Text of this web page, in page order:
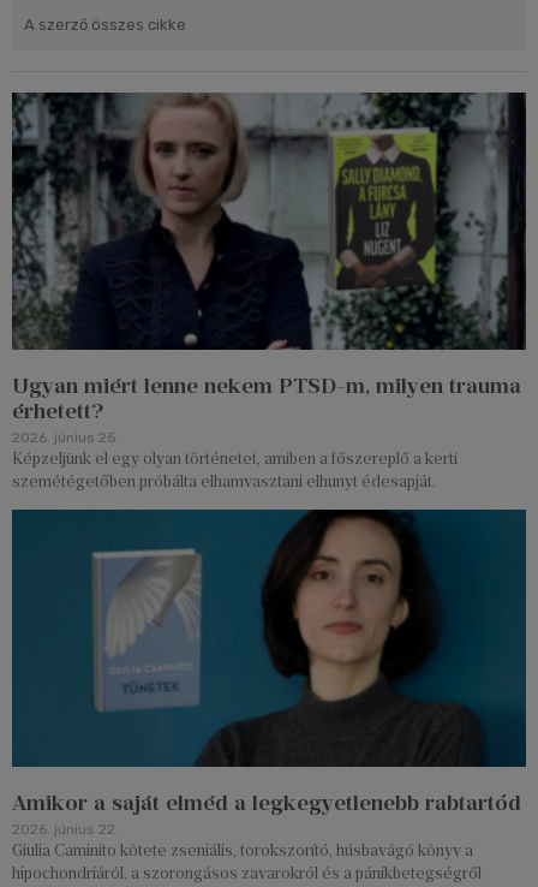
A szerző összes cikke
Ugyan miért lenne nekem PTSD-m, milyen trauma
érhetett?
2026. június 25.
Képzeljünk el egy olyan történetet, amiben a főszereplő a kerti
szemétégetőben próbálta elhamvasztani elhunyt édesapját.
Amikor a saját elméd a legkegyetlenebb rabtartód
2026. június 22.
Giulia Caminito kötete zseniális, torokszorító, húsbavágó könyv a
hipochondriáról, a szorongásos zavarokról és a pánikbetegségről